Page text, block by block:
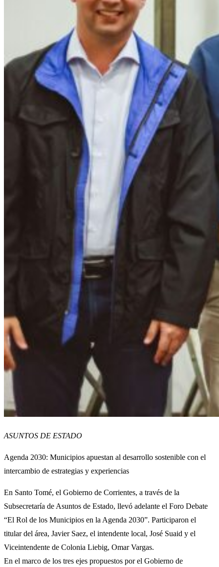
ASUNTOS DE ESTADO
Agenda 2030: Municipios apuestan al desarrollo sostenible con el
intercambio de estrategias y experiencias
En Santo Tomé, el Gobierno de Corrientes, a través de la
Subsecretaría de Asuntos de Estado, llevó adelante el Foro Debate
“El Rol de los Municipios en la Agenda 2030”. Participaron el
titular del área, Javier Saez, el intendente local, José Suaid y el
Viceintendente de Colonia Liebig, Omar Vargas.
En el marco de los tres ejes propuestos por el Gobierno de